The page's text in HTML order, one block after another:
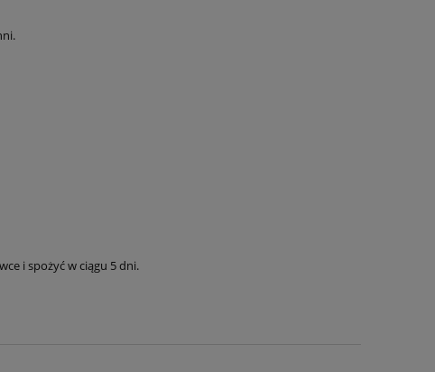
i spożyć w ciągu 5 dni.